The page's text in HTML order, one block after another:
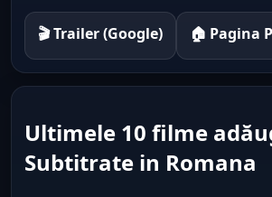
🎬 Trailer (Google) 🏠 Pagina
Ultimele 10 filme
Subtitrate in Romana